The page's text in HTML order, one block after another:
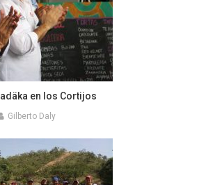
en los Cortijos
Gilberto Daly